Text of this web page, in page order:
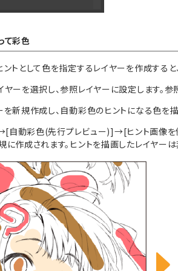
て彩色
トとして色を指定するレイヤーを作成すると
ヤーを選択し、参照レイヤーに設定します。
を新規作成し、自動彩色のヒントになる色を描
動彩色(先行プレビュー)]→[ヒント画像を
に作成されます。ヒントを描画したレイヤーは